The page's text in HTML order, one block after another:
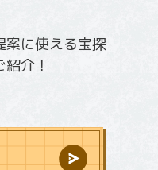
案に使える宝探
介！